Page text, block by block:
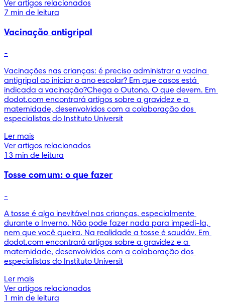
Ver artigos relacionados
7 min de leitura
Vacinação antigripal
-
Vacinações nas crianças: é preciso administrar a vacina
antigripal ao iniciar o ano escolar? Em que casos está
indicada a vacinação?Chega o Outono. O que devem. Em
dodot.com encontrará artigos sobre a gravidez e a
maternidade, desenvolvidos com a colaboração dos
especialistas do Instituto Universit
Ler mais
Ver artigos relacionados
13 min de leitura
Tosse comum: o que fazer
-
A tosse é algo inevitável nas crianças, especialmente
durante o Inverno. Não pode fazer nada para impedi-la,
nem que você queira. Na realidade a tosse é saudáv. Em
dodot.com encontrará artigos sobre a gravidez e a
maternidade, desenvolvidos com a colaboração dos
especialistas do Instituto Universit
Ler mais
Ver artigos relacionados
1 min de leitura